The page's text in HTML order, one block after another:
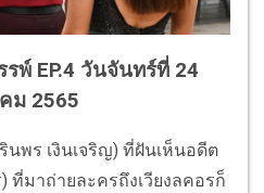
รพ์ EP.4 วันจันทร์ที่ 24
ม 2565
พร เงินเจริญ) ที่ฝันเห็นอดีต
มาถ่ายละครถึงเวียงลคอรก็